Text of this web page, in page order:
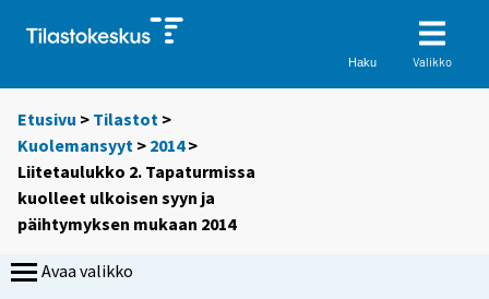
Haku Valikko
Etusivu > Tilastot >
Kuolemansyyt > 2014>
Liitetaulukko 2. Tapaturmissa
kuolleet ulkoisen syyn ja
päihtymyksen mukaan 2014
Avaa valikko